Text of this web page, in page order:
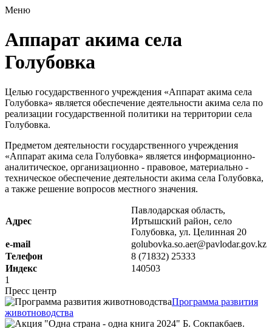
Меню
Аппарат акима села
Голубовка
Целью государственного учреждения «Аппарат акима села
Голубовка» является обеспечение деятельности акима села по
реализации государственной политики на территории села
Голубовка.
Предметом деятельности государственного учреждения
«Аппарат акима села Голубовка» является информационно-
аналитическое, организационно - правовое, материально -
техническое обеспечение деятельности акима села Голубовка,
а также решение вопросов местного значения.
Адрес
Павлодарская область,
Иртышский район, село
Голубовка, ул. Целинная 20
e-mail
golubovka.so.aer@pavlodar.gov.kz
Телефон
8 (71832) 25333
Индекс
140503
1
Пресс центр
Программа развития
животноводства